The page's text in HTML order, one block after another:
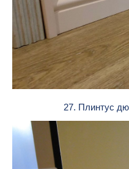
27. Плинтус